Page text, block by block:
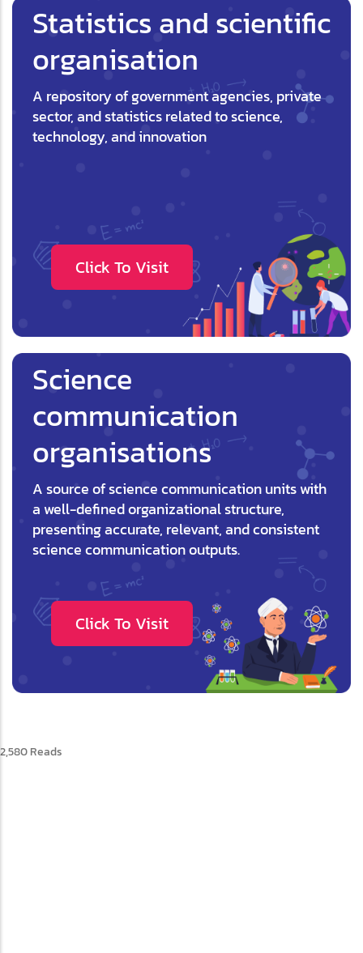
Statistics and scientific
organisation
A repository of government agencies, private
sector, and statistics related to science,
technology, and innovation
Click To Visit
Science
communication
organisations
A source of science communication units with
a well-defined organizational structure,
presenting accurate, relevant, and consistent
science communication outputs.
Click To Visit
2,580 Reads